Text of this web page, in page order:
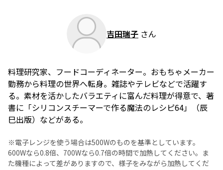
吉田瑞子 さん
料理研究家、フードコーディネーター。おもちゃメーカー
勤務から料理の世界へ転身。雑誌やテレビなどで活躍す
る。素材を活かしたバラエティに富んだ料理が得意で、著
書に「シリコンスチーマーで作る魔法のレシピ64」（辰
巳出版）などがある。
※電子レンジを使う場合は500Wのものを基準としています。
600Wなら0.8倍、700Wなら0.7倍の時間で加熱してください。ま
た機種によって差がありますので、様子をみながら加熱してくだ